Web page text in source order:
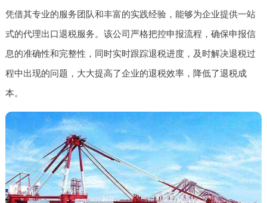
凭借其专业的服务团队和丰富的实践经验，能够为企业提供一站
式的代理出口退税服务。该公司严格把控申报流程，确保申报信
息的准确性和完整性，同时实时跟踪退税进度，及时解决退税过
程中出现的问题，大大提高了企业的退税效率，降低了退税成
本。